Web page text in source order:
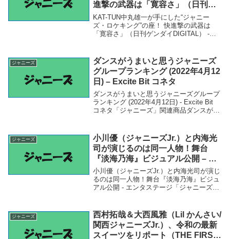
進撃の武器は「寛容さ」（日刊ゲ
ンダイDIGITAL） – Yahoo!ニュー
ス – Yahoo!ニュース
KAT-TUN中丸雄一が手にした“ジャニー
ズ・ロケキング”の座！ 快進撃の武器は
「寛容さ」（日刊ゲンダイDIGITAL） -
た“ジャニーズ・...
ジャニーズ
ダンスがうまいと思うジャニーズ
グループランキング (2022年4月12
日) – Excite Bit コネタ
ダンスがうまいと思うジャニーズグループ
ランキング (2022年4月12日) - Excite Bit
コネタ「ジャニーズ」関連商品ダンスがう
ジャニーズ
小川優（ジャニーズJr.）と内海光
司が演じるのは同一人物！舞台
『淡海乃海』ビジュアル公開 – エ
ンタステージ
小川優（ジャニーズJr.）と内海光司が演じ
るのは同一人物！舞台『淡海乃海』ビジュ
アル公開 - エンタステージ「ジャニーズ」
海』ビジュアル公開 - エンタステージ ...
ジャニーズ
西村拓哉＆大西風雅（Lil かんさい/
関西ジャニーズJr.）、令和の最新
スイーツをリポート（THE FIRST